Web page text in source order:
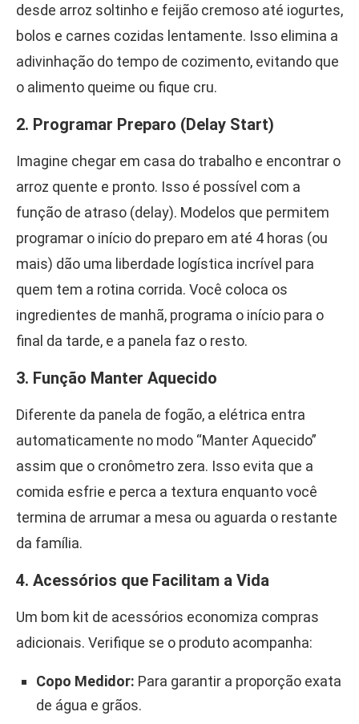
desde arroz soltinho e feijão cremoso até iogurtes,
bolos e carnes cozidas lentamente. Isso elimina a
adivinhação do tempo de cozimento, evitando que
o alimento queime ou fique cru.
2. Programar Preparo (Delay Start)
Imagine chegar em casa do trabalho e encontrar o
arroz quente e pronto. Isso é possível com a
função de atraso (delay). Modelos que permitem
programar o início do preparo em até 4 horas (ou
mais) dão uma liberdade logística incrível para
quem tem a rotina corrida. Você coloca os
ingredientes de manhã, programa o início para o
final da tarde, e a panela faz o resto.
3. Função Manter Aquecido
Diferente da panela de fogão, a elétrica entra
automaticamente no modo “Manter Aquecido”
assim que o cronômetro zera. Isso evita que a
comida esfrie e perca a textura enquanto você
termina de arrumar a mesa ou aguarda o restante
da família.
4. Acessórios que Facilitam a Vida
Um bom kit de acessórios economiza compras
adicionais. Verifique se o produto acompanha:
Copo Medidor: Para garantir a proporção exata
de água e grãos.